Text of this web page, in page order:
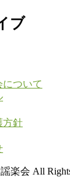
ブ
ついて
方針
楽会 All